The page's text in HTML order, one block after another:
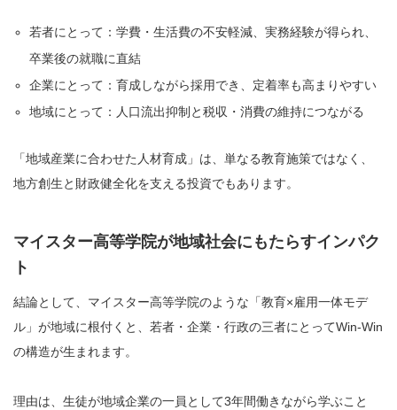
若者にとって：学費・生活費の不安軽減、実務経験が得られ、
卒業後の就職に直結
企業にとって：育成しながら採用でき、定着率も高まりやすい
地域にとって：人口流出抑制と税収・消費の維持につながる
「地域産業に合わせた人材育成」は、単なる教育施策ではなく、
地方創生と財政健全化を支える投資でもあります。
マイスター高等学院が地域社会にもたらすインパク
ト
結論として、マイスター高等学院のような「教育×雇用一体モデ
ル」が地域に根付くと、若者・企業・行政の三者にとってWin-Win
の構造が生まれます。
理由は、生徒が地域企業の一員として3年間働きながら学ぶこと